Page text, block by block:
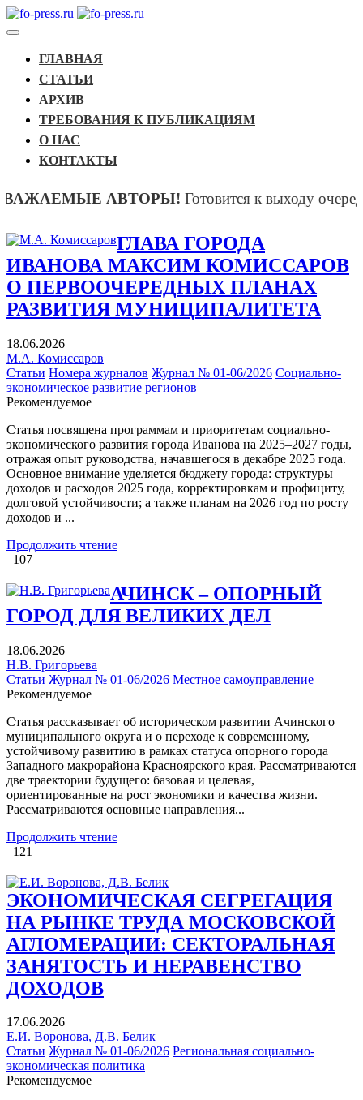
ГЛАВНАЯ
СТАТЬИ
АРХИВ
ТРЕБОВАНИЯ К ПУБЛИКАЦИЯМ
О НАС
КОНТАКТЫ
АВТОРЫ!Готовится к выходу очередной
ГЛАВА ГОРОДА
ИВАНОВА МАКСИМ КОМИССАРОВ
О ПЕРВООЧЕРЕДНЫХ ПЛАНАХ
РАЗВИТИЯ МУНИЦИПАЛИТЕТА
18.06.2026
М.А. Комиссаров
Статьи Номера журналов Журнал № 01-06/2026 Социально-
экономическое развитие регионов
Рекомендуемое
Статья посвящена программам и приоритетам социально-
экономического развития города Иванова на 2025–2027 годы,
отражая опыт руководства, начавшегося в декабре 2025 года.
Основное внимание уделяется бюджету города: структуры
доходов и расходов 2025 года, корректировкам и профициту,
долговой устойчивости; а также планам на 2026 год по росту
доходов и ...
Продолжить чтение
107
АЧИНСК – ОПОРНЫЙ
ГОРОД ДЛЯ ВЕЛИКИХ ДЕЛ
18.06.2026
Н.В. Григорьева
Статьи Журнал № 01-06/2026 Местное самоуправление
Рекомендуемое
Статья рассказывает об историческом развитии Ачинского
муниципального округа и о переходе к современному,
устойчивому развитию в рамках статуса опорного города
Западного макрорайона Красноярского края. Рассматриваются
две траектории будущего: базовая и целевая,
ориентированные на рост экономики и качества жизни.
Рассматриваются основные направления...
Продолжить чтение
121
ЭКОНОМИЧЕСКАЯ СЕГРЕГАЦИЯ
НА РЫНКЕ ТРУДА МОСКОВСКОЙ
АГЛОМЕРАЦИИ: СЕКТОРАЛЬНАЯ
ЗАНЯТОСТЬ И НЕРАВЕНСТВО
ДОХОДОВ
17.06.2026
Е.И. Воронова, Д.В. Белик
Статьи Журнал № 01-06/2026 Региональная социально-
экономическая политика
Рекомендуемое